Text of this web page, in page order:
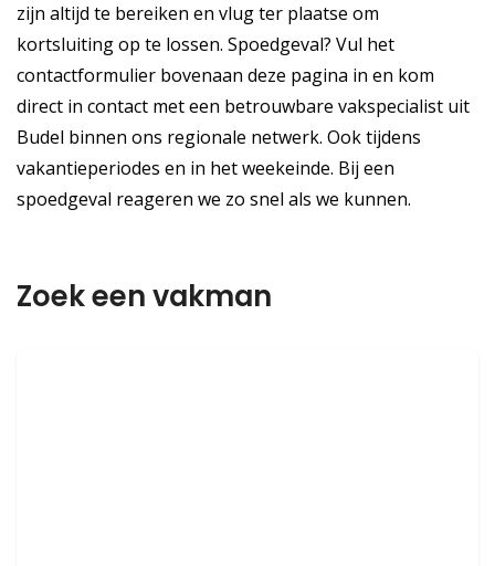
zijn altijd te bereiken en vlug ter plaatse om
kortsluiting op te lossen. Spoedgeval? Vul het
contactformulier bovenaan deze pagina in en kom
direct in contact met een betrouwbare vakspecialist uit
Budel binnen ons regionale netwerk. Ook tijdens
vakantieperiodes en in het weekeinde. Bij een
spoedgeval reageren we zo snel als we kunnen.
Zoek een vakman